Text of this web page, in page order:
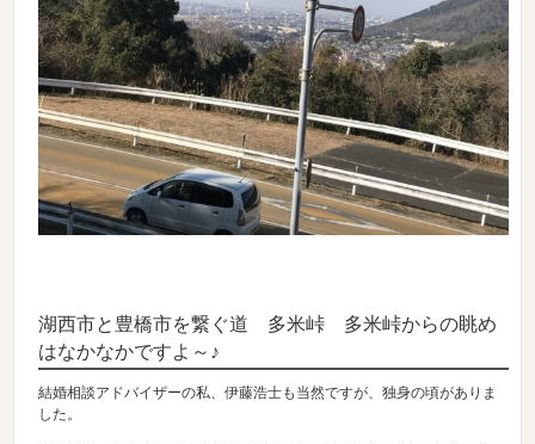
湖西市と豊橋市を繋ぐ道 多米峠 多米峠からの眺め
はなかなかですよ～♪
結婚相談アドバイザーの私、伊藤浩士も当然ですが、独身の頃がありま
した。